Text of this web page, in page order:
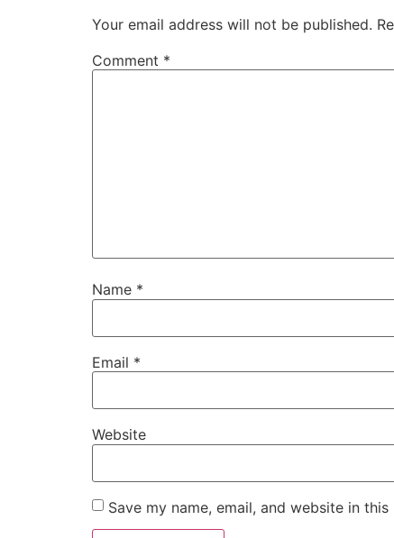
Your email address will not be published.
Comment *
Name *
Email *
Website
Save my name, email, and website in